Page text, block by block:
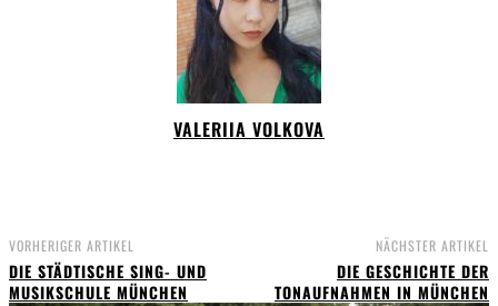
VALERIIA VOLKOVA
VORHERIGER ARTIKEL
DIE STÄDTISCHE SING- UND
MUSIKSCHULE MÜNCHEN
NÄCHSTER ARTIKEL
DIE GESCHICHTE DER
TONAUFNAHMEN IN MÜNCHEN